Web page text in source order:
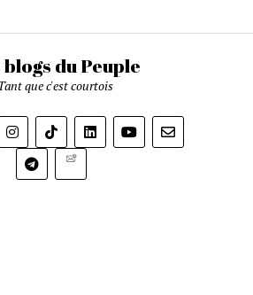
blogs du Peuple
que c'est courtois